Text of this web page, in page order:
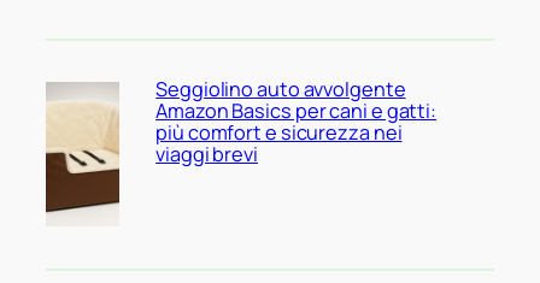
Seggiolino auto avvolgente
Amazon Basics per cani e gatti:
più comfort e sicurezza nei
viaggi brevi